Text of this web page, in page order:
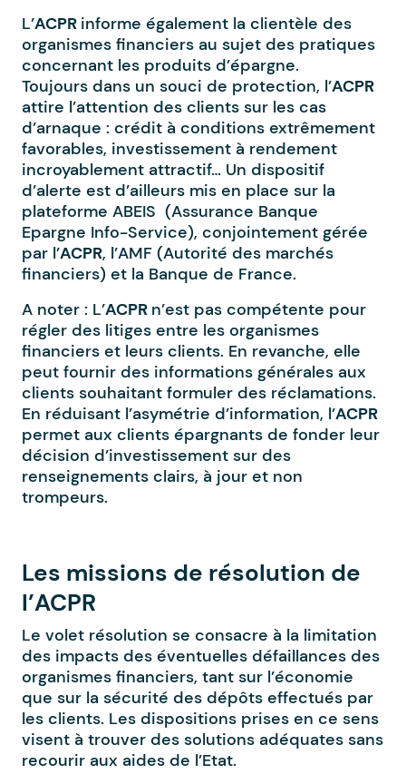
L’ACPR informe également la clientèle des
organismes financiers au sujet des pratiques
concernant les produits d’épargne.
Toujours dans un souci de protection, l’ACPR
attire l’attention des clients sur les cas
d’arnaque : crédit à conditions extrêmement
favorables, investissement à rendement
incroyablement attractif… Un dispositif
d’alerte est d’ailleurs mis en place sur la
plateforme ABEIS (Assurance Banque
Epargne Info-Service), conjointement gérée
par l’ACPR, l’AMF (Autorité des marchés
financiers) et la Banque de France.
A noter : L’ACPR n’est pas compétente pour
régler des litiges entre les organismes
financiers et leurs clients. En revanche, elle
peut fournir des informations générales aux
clients souhaitant formuler des réclamations.
En réduisant l’asymétrie d’information, l’ACPR
permet aux clients épargnants de fonder leur
décision d’investissement sur des
renseignements clairs, à jour et non
trompeurs.
Les missions de résolution de
l’ACPR
Le volet résolution se consacre à la limitation
des impacts des éventuelles défaillances des
organismes financiers, tant sur l’économie
que sur la sécurité des dépôts effectués par
les clients. Les dispositions prises en ce sens
visent à trouver des solutions adéquates sans
recourir aux aides de l’Etat.